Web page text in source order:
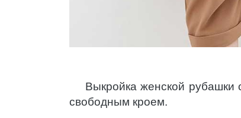
Выкройка женской рубашки
свободным кроем.